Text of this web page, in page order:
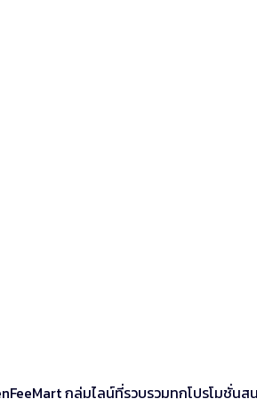
กลุ่มไลน์ที่รวบรวมทุกโปรโมชั่นส